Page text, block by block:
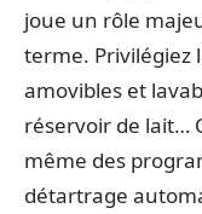
joue un rôle
terme. Privilégiez
amovibles et
réservoir de lait…
même des
détartrage